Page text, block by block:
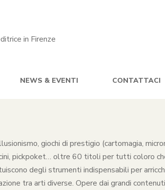
NEWS & EVENTI CONTATTACI
giochi di prestigio (cartomagia,
pickpoket… oltre 60 titoli per tutti coloro
degli strumenti indispensabili per
tra arti diverse. Opere dai grandi